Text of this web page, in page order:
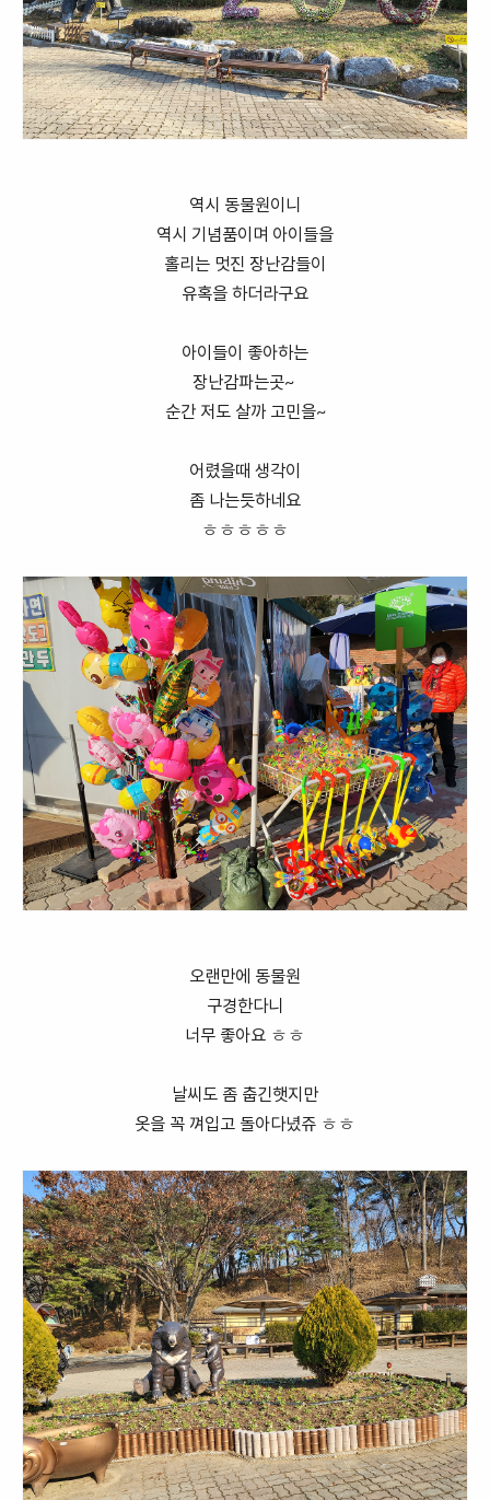
역시 동물원이니
역시 기념품이며 아이들을
홀리는 멋진 장난감들이
유혹을 하더라구요
아이들이 좋아하는
장난감파는곳~
순간 저도 살까 고민을~
어렸을때 생각이
좀 나는듯하네요
ㅎㅎㅎㅎㅎ
오랜만에 동물원
구경한다니
너무 좋아요 ㅎㅎ
날씨도 좀 춥긴햇지만
옷을 꼭 껴입고 돌아다녔쥬 ㅎㅎ